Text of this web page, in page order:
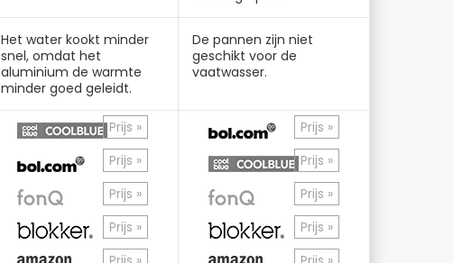
Het water kookt minder
snel, omdat het
aluminium de warmte
minder goed geleidt.
Prijs »
Prijs »
Prijs »
Prijs »
De pannen zijn niet
geschikt voor de
vaatwasser.
Prijs »
Prijs »
Prijs »
Prijs »